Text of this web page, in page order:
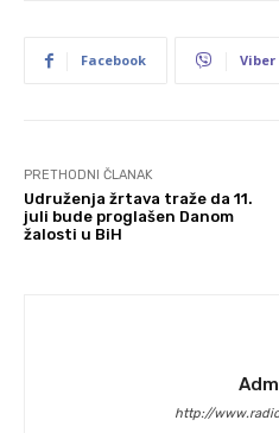
Facebook Viber
PRETHODNI ČLANAK
Udruženja žrtava traže da 11.
juli bude proglašen Danom
žalosti u BiH
http://